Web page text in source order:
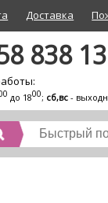
Доставка
838
до 1800; сб,вс -